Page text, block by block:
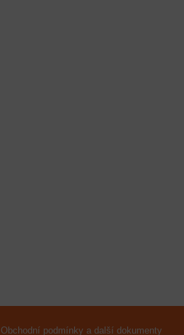
Obchodní podmínky a další dokumenty